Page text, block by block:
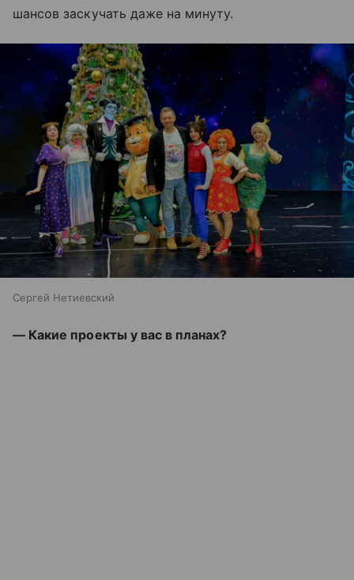
шансов заскучать даже на минуту.
Сергей Нетиевский
— Какие проекты у вас в планах?